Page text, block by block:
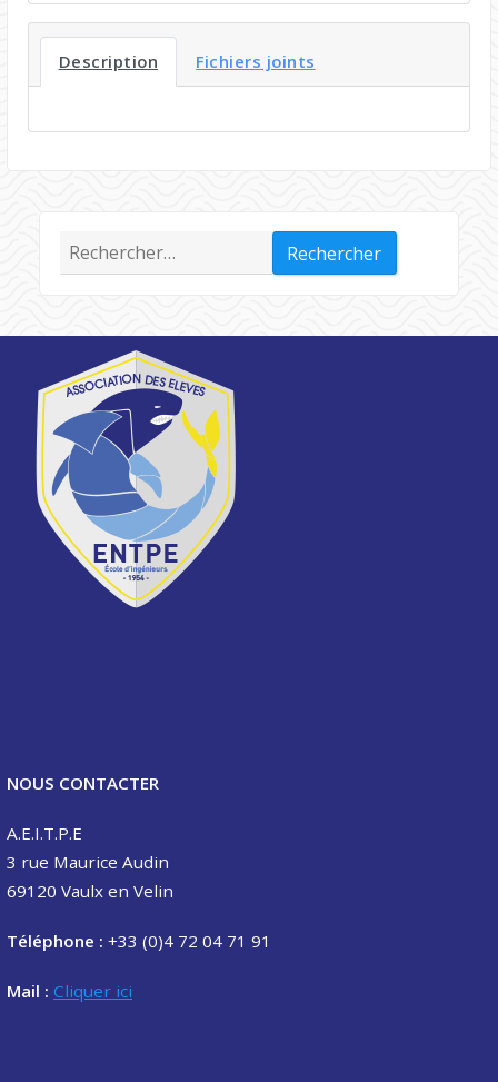
Description Fichiers joints
Rechercher :
NOUS CONTACTER
A.E.I.T.P.E
3 rue Maurice Audin
69120 Vaulx en Velin
Téléphone : +33 (0)4 72 04 71 91
Mail : Cliquer ici